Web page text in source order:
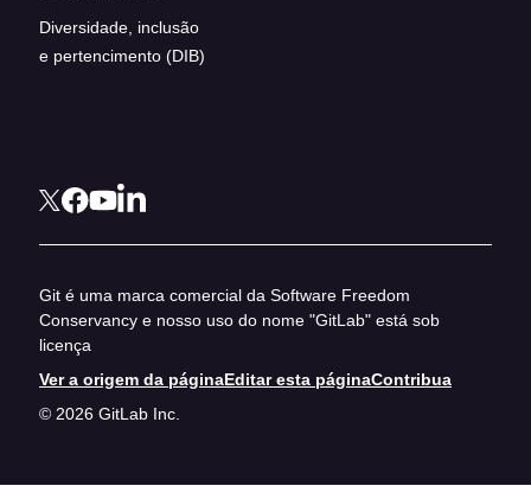
Diversidade, inclusão
e pertencimento (DIB)
Git é uma marca comercial da Software Freedom
Conservancy e nosso uso do nome "GitLab" está sob
licença
Ver a origem da páginaEditar esta páginaContribua
© 2026 GitLab Inc.